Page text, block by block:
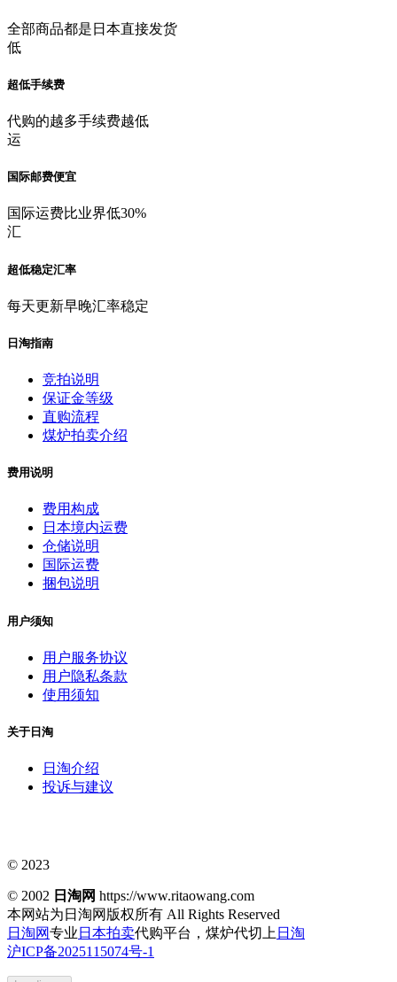
全部商品都是日本直接发货
低
超低手续费
代购的越多手续费越低
运
国际邮费便宜
国际运费比业界低30%
汇
超低稳定汇率
每天更新早晚汇率稳定
日淘指南
竞拍说明
保证金等级
直购流程
煤炉拍卖介绍
费用说明
费用构成
日本境内运费
仓储说明
国际运费
捆包说明
用户须知
用户服务协议
用户隐私条款
使用须知
关于日淘
日淘介绍
投诉与建议
© 2023
© 2002 日淘网 https://www.ritaowang.com
本网站为日淘网版权所有 All Rights Reserved
日淘网专业 日本拍卖代购平台，煤炉代切上 日淘
沪ICP备2025115074号-1